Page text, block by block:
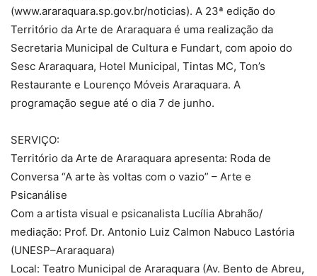
(www.araraquara.sp.gov.br/noticias). A 23ª edição do
Território da Arte de Araraquara é uma realização da
Secretaria Municipal de Cultura e Fundart, com apoio do
Sesc Araraquara, Hotel Municipal, Tintas MC, Ton’s
Restaurante e Lourenço Móveis Araraquara. A
programação segue até o dia 7 de junho.
SERVIÇO:
Território da Arte de Araraquara apresenta: Roda de
Conversa “A arte às voltas com o vazio” – Arte e
Psicanálise
Com a artista visual e psicanalista Lucília Abrahão/
mediação: Prof. Dr. Antonio Luiz Calmon Nabuco Lastória
(UNESP–Araraquara)
Local: Teatro Municipal de Araraquara (Av. Bento de Abreu,